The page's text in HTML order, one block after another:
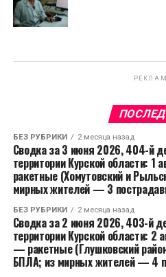
БЕЗ РУБРИКИ 2 месяца назад
Сводка за 3 июня 2026, 404-й
территории Курской области: 1
ракетные (Хомутовский и
мирных жителей — 3
БЕЗ РУБРИКИ 2 месяца назад
Сводка за 2 июня 2026, 403-й
территории Курской области: 2
— ракетные (Глушковский
БПЛА; из мирных жителей — 4